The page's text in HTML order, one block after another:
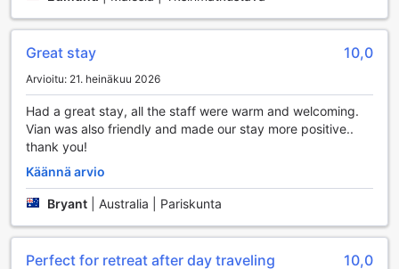
kuljetusjärjestelyt. Wi-fi on saatavilla kaikissa huoneissa ja
julkisissa tiloissa, joten voit pysyä yhteydessä ystäviisi ja
perheeseesi tai hoitaa liiketoimia helposti. Lisäksi hotellissa
on erikseen merkitty tupakointialue, joka tarjoaa
Conventions Kelapa Gading on täydellinen valinta, jos
arvostat käytännön mukavuuksia ja huolettomuutta matkasi
aikana.
HARRIS Hotel & Conventions Kelapa Gadingin
Liikennepalvelut
erinomaisia liikennepalveluja, jotka tekevät vierailustasi
Great stay 10,0
Arvioitu: 21. heinäkuu 2026
Had a great stay, all the staff were warm and welcoming.
Vian was also friendly and made our stay more positive..
thank you!
Käännä arvio
Bryant Australia | Pariskunta
Perfect for retreat after day traveling 10,0